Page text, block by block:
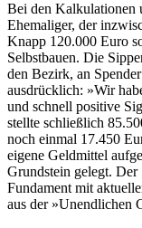
Bei den Kalkulationen
Ehemaliger, der
Knapp 120.000 Euro
Selbstbauen. Die
den Bezirk, an
ausdrücklich: »Wir
und schnell positive
stellte schließlich
noch einmal 17.450
eigene Geldmittel
Grundstein gelegt. Der
Fundament mit
aus der »Unendlichen